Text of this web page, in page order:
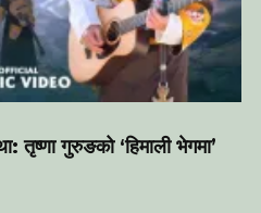
तृष्णा गुरुङको ‘हिमाली भेगमा’